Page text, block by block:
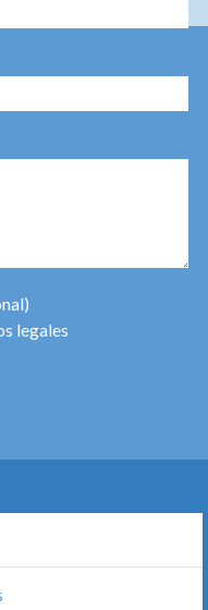
legales